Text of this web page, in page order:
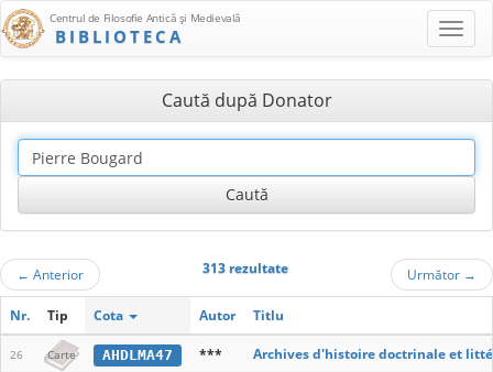
Centrul de Filosofie Antică şi Medievală
BIBLIOTECA
Caută după Donator
← Anterior 313 rezultate Următor →
Nr. Tip Cota Autor Titlu
26 Carte AHDLMA47 *** Archives d'histoire doctrinale et